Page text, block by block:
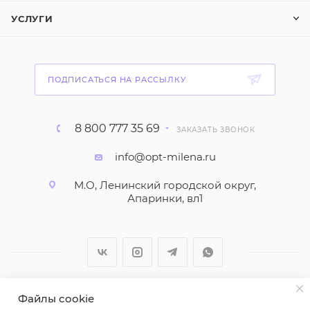
УСЛУГИ
ПОДПИСАТЬСЯ НА РАССЫЛКУ
8 800 777 35 69 ЗАКАЗАТЬ ЗВОНОК
info@opt-milena.ru
М.О, Ленинский городской округ,
Апаринки, вл1
2026 © ООО "Вайт Текстиль групп"
Файлы cookie